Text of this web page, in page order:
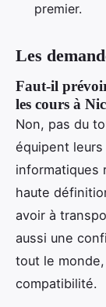
premier.
Les
Faut-il
les cours à
Non, pas du
équipent
informatiques
haute
avoir à
aussi une
tout le
compatibilité.